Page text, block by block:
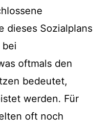
dieses Sozialplans
bei
oftmals den
bedeutet,
werden. Für
oft noch